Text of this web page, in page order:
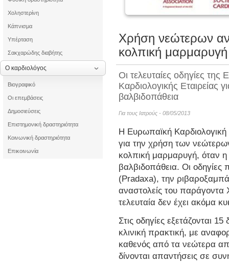
Χοληστερίνη
Κάπνισμα
Υπέρταση
Σακχαρώδης διαβήτης
Ο καρδιολόγος
Βιογραφικό
Οι επεμβάσεις
Δημοσιεύσεις
Επιστημονική δραστηριότητα
Κοινωνική δραστηριότητα
Επικοινωνία
Χρήση νεώτερων
κολπική μαρμαρυγή
Οι τελευταίες οδηγίες της
Καρδιολογικής Εταιρείας
βαλβιδοπάθεια
Για τους Ιατρούς - 08/05/2013
Η Ευρωπαϊκή Καρδιολογική
για την χρήση των
κολπική μαρμαρυγή, όταν η
βαλβιδοπάθεια. Οι οδηγίες
(Pradaxa), την
αναστολείς του
τελευταία δεν έχει ακόμα
Στις οδηγίες εξετάζονται
κλινική πρακτική, με
καθενός από τα νεώτερα
δίνονται απαντήσεις σε